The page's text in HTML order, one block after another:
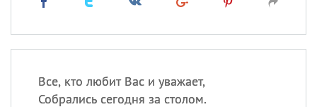
Все, кто любит Вас и уважает,
Собрались сегодня за столом.